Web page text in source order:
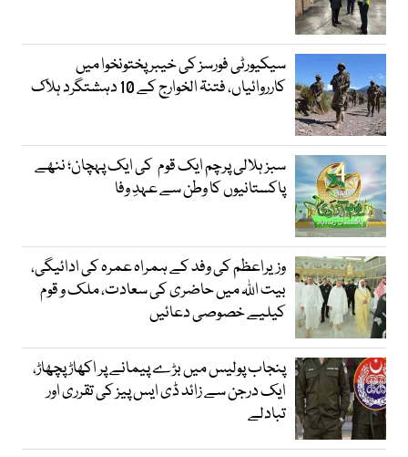
سیکیورٹی فورسز کی خیبر پختونخوا میں
کارروائیاں، فتنۃ الخوارج کے 10 دہشتگرد ہلاک
سبز ہلالی پرچم ایک قوم کی ایک پہچان؛ ننھے
پاکستانیوں کا وطن سے عہدِ وفا
وزیراعظم کی وفد کے ہمراہ عمرہ کی ادائیگی،
بیت اللہ میں حاضری کی سعادت، ملک و قوم
کیلیے خصوصی دعائیں
پنجاب پولیس میں بڑے پیمانے پر اکھاڑ پچھاڑ،
ایک درجن سے زائد ڈی ایس پیز کی تقرری اور
تبادلے